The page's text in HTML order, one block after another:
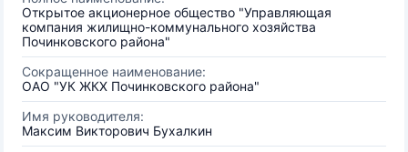
Открытое акционерное общество "Управляющая
компания жилищно-коммунального хозяйства
Починковского района"
Сокращенное наименование:
ОАО "УК ЖКХ Починковского района"
Имя руководителя:
Максим Викторович Бухалкин